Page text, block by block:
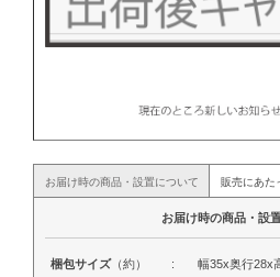
お届け時の商品・設置について 販売にあた
お届け時の商品・設
梱包サイズ（約） : 幅35x奥行28x